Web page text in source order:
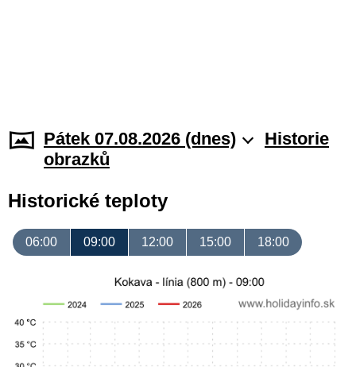
Pátek 07.08.2026 (dnes)
Historie
obrazků
Historické teploty
06:00 09:00 12:00 15:00 18:00